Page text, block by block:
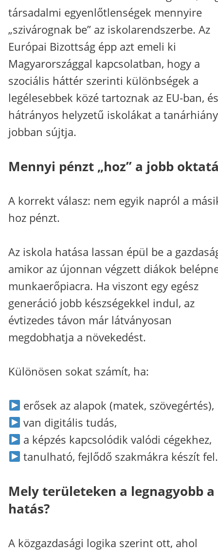
társadalmi egyenlőtlenségek mennyire
„szivárognak be” az iskolarendszerbe. Az
Európai Bizottság épp azt emeli ki
Magyarországgal kapcsolatban, hogy a
szociális háttér szerinti különbségek a
legélesebbek közé tartoznak az EU-ban,
hátrányos helyzetű iskolákat a
jobban sújtja.
Mennyi pénzt „hoz” a jobb
A korrekt válasz: nem egyik napról a
hoz pénzt.
Az iskola hatása lassan épül be a
amikor az újonnan végzett diákok
munkaerőpiacra. Ha viszont egy egész
generáció jobb készségekkel indul, az
évtizedes távon már látványosan
megdobhatja a növekedést.
Különösen sokat számít, ha:
erősek az alapok (matek, szövegértés),
van digitális tudás,
a képzés kapcsolódik valódi cégekhez,
tanulható, fejlődő szakmákra készít fel.
Mely területeken a legnagyobb a
hatás?
A közgazdasági logika szerint ott, ahol